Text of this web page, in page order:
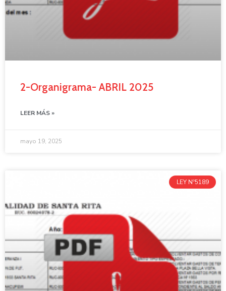
2-Organigrama- ABRIL 2025
LEER MÁS »
mayo 19, 2025
LEY Nº5189